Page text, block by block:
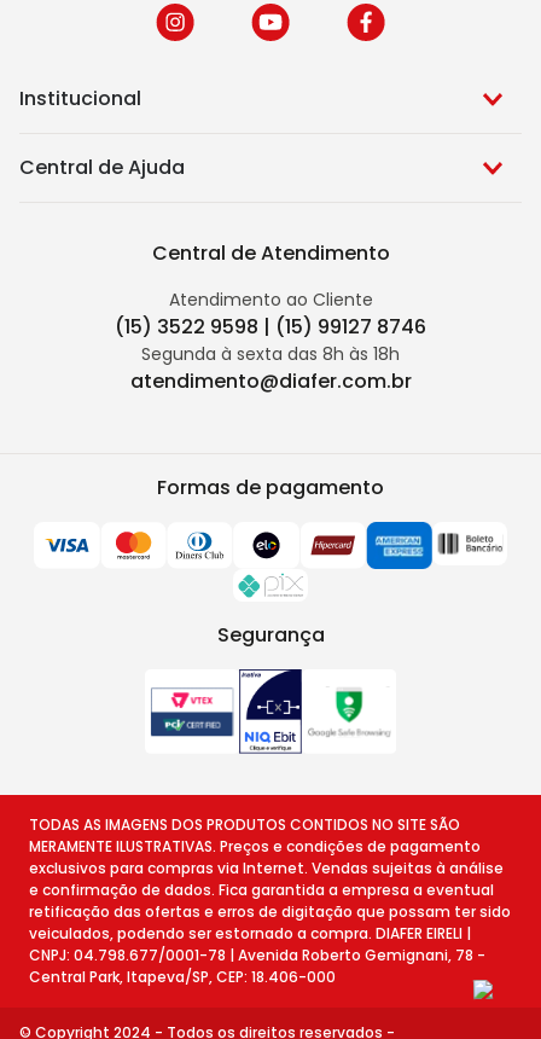
Institucional
Central de Ajuda
Central de Atendimento
Atendimento ao Cliente
(15) 3522 9598 | (15) 99127 8746
Segunda à sexta das 8h às 18h
atendimento@diafer.com.br
Formas de pagamento
Segurança
TODAS AS IMAGENS DOS PRODUTOS CONTIDOS NO SITE SÃO
MERAMENTE ILUSTRATIVAS. Preços e condições de pagamento
exclusivos para compras via Internet. Vendas sujeitas à análise
e confirmação de dados. Fica garantida a empresa a eventual
retificação das ofertas e erros de digitação que possam ter sido
veiculados, podendo ser estornado a compra. DIAFER EIRELI |
CNPJ: 04.798.677/0001-78 | Avenida Roberto Gemignani, 78 -
Central Park, Itapeva/SP, CEP: 18.406-000
© Copyright 2024 - Todos os direitos reservados -